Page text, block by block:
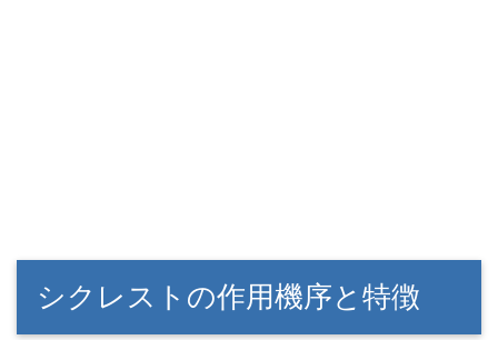
シクレストの作用機序と特徴